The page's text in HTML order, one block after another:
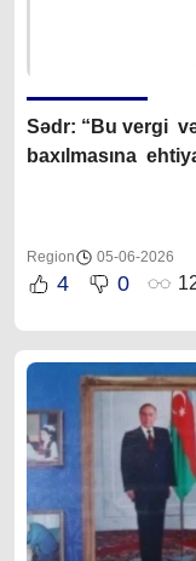
Sədr: “Bu vergi
baxılmasına
Region 05-06-2026
4 0